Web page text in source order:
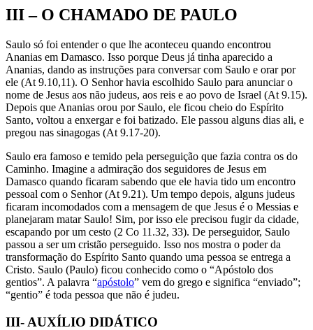
III – O CHAMADO DE PAULO
Saulo só foi entender o que lhe aconteceu quando encontrou
Ananias em Damasco. Isso porque Deus já tinha aparecido a
Ananias, dando as instruções para conversar com Saulo e orar por
ele (At 9.10,11). O Senhor havia escolhido Saulo para anunciar o
nome de Jesus aos não judeus, aos reis e ao povo de Israel (At 9.15).
Depois que Ananias orou por Saulo, ele ficou cheio do Espírito
Santo, voltou a enxergar e foi batizado. Ele passou alguns dias ali, e
pregou nas sinagogas (At 9.17-20).
Saulo era famoso e temido pela perseguição que fazia contra os do
Caminho. Imagine a admiração dos seguidores de Jesus em
Damasco quando ficaram sabendo que ele havia tido um encontro
pessoal com o Senhor (At 9.21). Um tempo depois, alguns judeus
ficaram incomodados com a mensagem de que Jesus é o Messias e
planejaram matar Saulo! Sim, por isso ele precisou fugir da cidade,
escapando por um cesto (2 Co 11.32, 33). De perseguidor, Saulo
passou a ser um cristão perseguido. Isso nos mostra o poder da
transformação do Espírito Santo quando uma pessoa se entrega a
Cristo. Saulo (Paulo) ficou conhecido como o “Apóstolo dos
gentios”. A palavra “apóstolo” vem do grego e significa “enviado”;
“gentio” é toda pessoa que não é judeu.
III- AUXÍLIO DIDÁTICO